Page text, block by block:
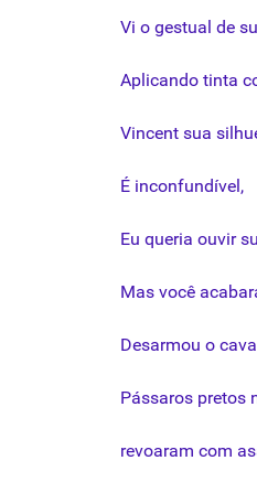
Vi o gestual de
Aplicando tinta
Vincent sua
É inconfundível,
Eu queria ouvir
Mas você
Desarmou o
Pássaros pretos
revoaram com